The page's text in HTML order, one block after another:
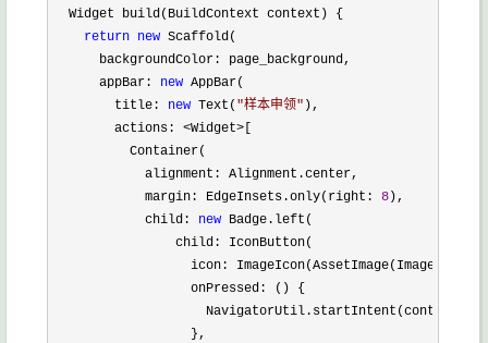
  Widget build(BuildContext context) {
return new Scaffold(
      backgroundColor: page_background,
      appBar:
new AppBar(
        title:
new Text( "样本申领" ),
        actions:
<Widget>
          Container(
            alignment: Alignment.center,
            margin: EdgeInsets.only(right:
8 ),
            child:
new Badge.left(
                child: IconButton(
icon:
                  onPressed: () {
                    NavigatorUtil.startIntent(context,
                  },